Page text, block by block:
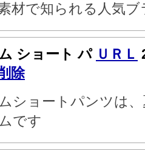
材で知られる人気
ショート パ ＵＲＬ
除
ショートパンツは
です